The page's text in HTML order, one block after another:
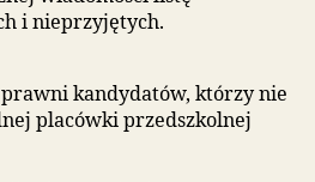
Gminę Miasto Reda.
r. komisja rekrutacyjna
wiadomości wyniki
w formie listy